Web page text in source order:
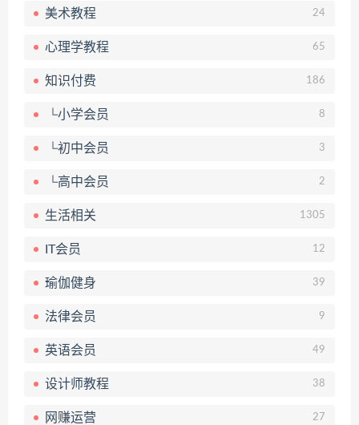
美术教程 24
心理学教程 65
知识付费 186
└小学会员 8
└初中会员 3
└高中会员 2
生活相关 1305
IT会员 12
瑜伽健身 39
法律会员 9
英语会员 49
设计师教程 38
网赚运营 27